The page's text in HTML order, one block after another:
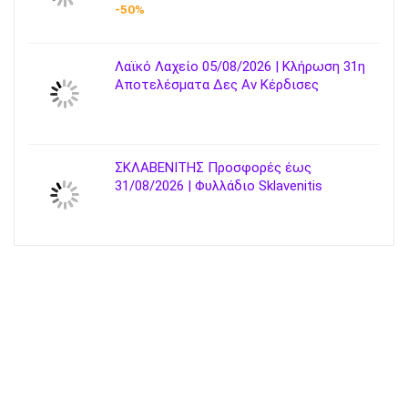
-50%
Λαϊκό Λαχείο 05/08/2026 | Κλήρωση 31η
Αποτελέσματα Δες Αν Κέρδισες
ΣΚΛΑΒΕΝΙΤΗΣ Προσφορές έως
31/08/2026 | Φυλλάδιο Sklavenitis